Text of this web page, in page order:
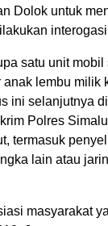
Dolok untuk
satu unit
anak lembu milik
ini selanjutnya
Polres
termasuk
lain atau
masyarakat